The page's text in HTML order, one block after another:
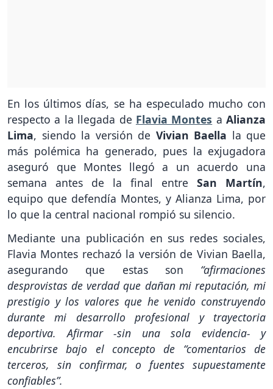
En los últimos días, se ha especulado mucho con
respecto a la llegada de Flavia Montes a Alianza
Lima, siendo la versión de Vivian Baella la que
más polémica ha generado, pues la exjugadora
aseguró que Montes llegó a un acuerdo una
semana antes de la final entre San Martín,
equipo que defendía Montes, y Alianza Lima, por
lo que la central nacional rompió su silencio.
Mediante una publicación en sus redes sociales,
Flavia Montes rechazó la versión de Vivian Baella,
asegurando que estas son “afirmaciones
desprovistas de verdad que dañan mi reputación, mi
prestigio y los valores que he venido construyendo
durante mi desarrollo profesional y trayectoria
deportiva. Afirmar -sin una sola evidencia- y
encubrirse bajo el concepto de “comentarios de
terceros, sin confirmar, o fuentes supuestamente
confiables”.